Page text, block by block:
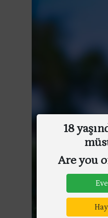
18
Are you